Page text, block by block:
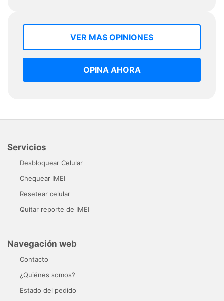
VER MAS OPINIONES
OPINA AHORA
Servicios
Desbloquear Celular
Chequear IMEI
Resetear celular
Quitar reporte de IMEI
Navegación web
Contacto
¿Quiénes somos?
Estado del pedido